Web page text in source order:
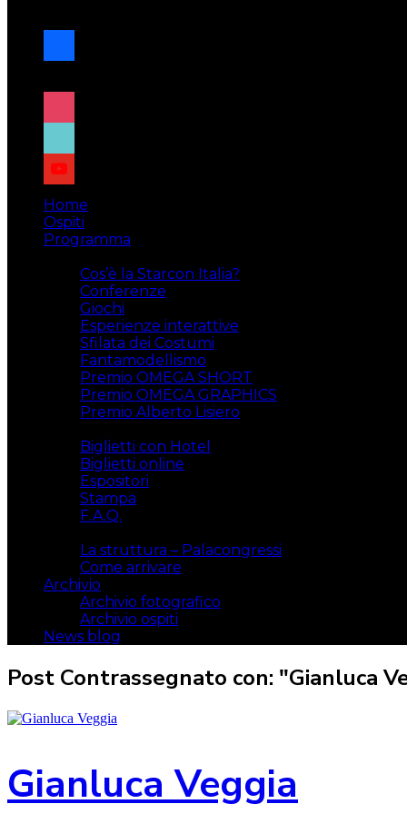
facebook
x
instagram
tiktok
youtube
Home
Ospiti
Programma
Cos’è la Starcon Italia?
Conferenze
Giochi
Esperienze interattive
Sfilata dei Costumi
Fantamodellismo
Premio OMEGA SHORT
Premio OMEGA GRAPHICS
Premio Alberto Lisiero
Biglietti con Hotel
Biglietti online
Espositori
Stampa
F.A.Q.
La struttura – Palacongressi
Come arrivare
Archivio
Archivio fotografico
Archivio ospiti
News blog
Post Contrassegnato con: "Gianluca
Gianluca Veggia